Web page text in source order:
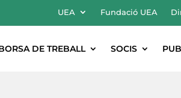
UEA Fundació UEA
DE TREBALL SOCIS